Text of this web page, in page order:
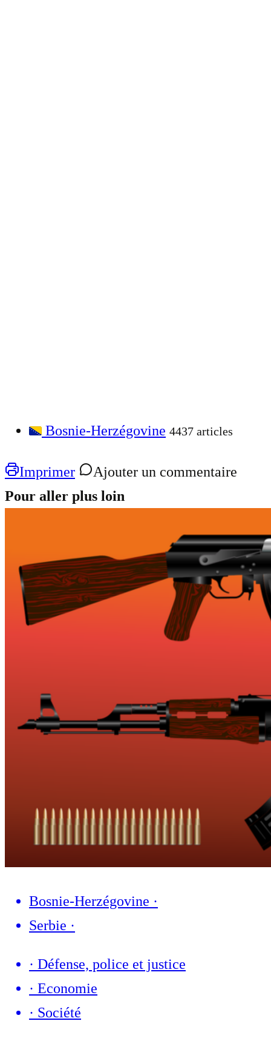
Bosnie-Herzégovine 4437 articles
Imprimer
Ajouter un commentaire
Pour aller plus loin
Bosnie-Herzégovine ·
Serbie ·
· Défense, police et justice
· Economie
· Société